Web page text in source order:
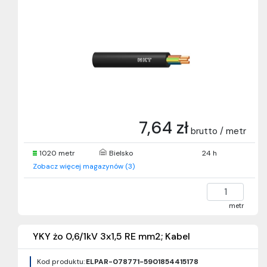
7,64 zł brutto / metr
1020 metr Bielsko
24 h
Zobacz więcej magazynów (3)
metr
YKY żo 0,6/1kV 3x1,5 RE mm2; Kabel
Kod produktu:ELPAR-078771-5901854415178